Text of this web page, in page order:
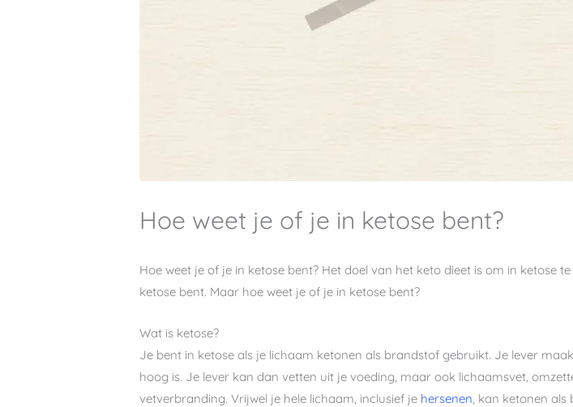
Hoe weet je of je in ketose bent?
Hoe weet je of je in ketose bent? Het doel van het keto dieet is om in ketose
ketose bent. Maar hoe weet je of je in ketose bent?
Wat is ketose?
Je bent in ketose als je lichaam ketonen als brandstof gebruikt. Je lever
hoog is. Je lever kan dan vetten uit je voeding, maar ook lichaamsvet,
vetverbranding. Vrijwel je hele lichaam, inclusief je hersenen , kan ketonen